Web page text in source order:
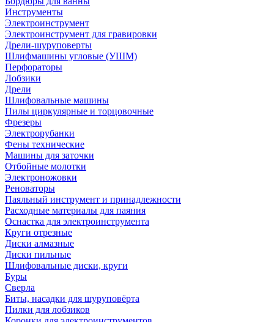
Инструменты
Электроинструмент
Электроинструмент для гравировки
Дрели-шуруповерты
Шлифмашины угловые (УШМ)
Перфораторы
Лобзики
Дрели
Шлифовальные машины
Пилы циркулярные и торцовочные
Фрезеры
Электрорубанки
Фены технические
Машины для заточки
Отбойные молотки
Электроножовки
Реноваторы
Паяльный инструмент и принадлежности
Расходные материалы для паяния
Оснастка для электроинструмента
Круги отрезные
Диски алмазные
Диски пильные
Шлифовальные диски, круги
Буры
Сверла
Биты, насадки для шуруповёрта
Пилки для лобзиков